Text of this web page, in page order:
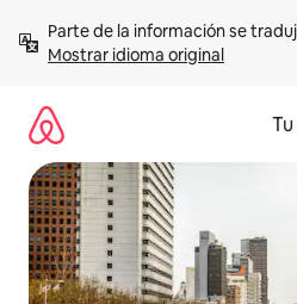
contenidoMostrar idioma original